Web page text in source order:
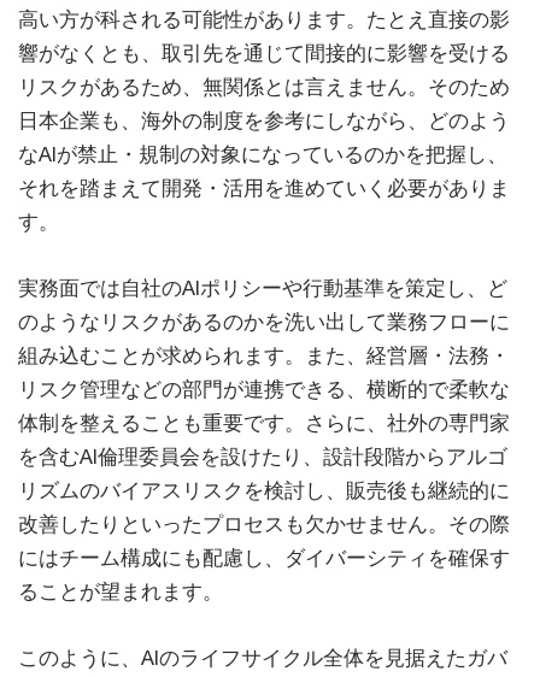
高い方が科される可能性があります。たとえ直接の影
響がなくとも、取引先を通じて間接的に影響を受ける
リスクがあるため、無関係とは言えません。そのため
日本企業も、海外の制度を参考にしながら、どのよう
なAIが禁止・規制の対象になっているのかを把握し、
それを踏まえて開発・活用を進めていく必要がありま
す。
実務面では自社のAIポリシーや行動基準を策定し、ど
のようなリスクがあるのかを洗い出して業務フローに
組み込むことが求められます。また、経営層・法務・
リスク管理などの部門が連携できる、横断的で柔軟な
体制を整えることも重要です。さらに、社外の専門家
を含むAI倫理委員会を設けたり、設計段階からアルゴ
リズムのバイアスリスクを検討し、販売後も継続的に
改善したりといったプロセスも欠かせません。その際
にはチーム構成にも配慮し、ダイバーシティを確保す
ることが望まれます。
このように、AIのライフサイクル全体を見据えたガバ